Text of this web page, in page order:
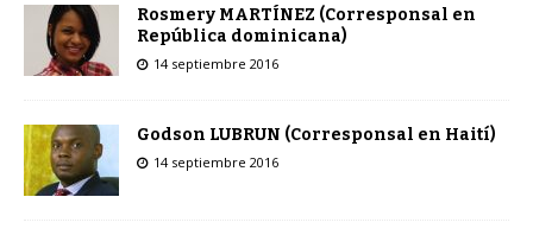
Rosmery MARTÍNEZ (Corresponsal en
República dominicana)
14 septiembre 2016
Godson LUBRUN (Corresponsal en Haití)
14 septiembre 2016